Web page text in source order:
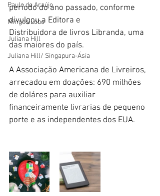
Paulo de Araújo
Mingos Lobo
Juliana Hill
Juliana Hill/ Singapura-Ásia
período do ano passado, conforme
divulgou a Editora e
Distribuidora de livros Libranda, uma
das maiores do país.
A Associação Americana de Livreiros,
arrecadou em doações: 690 milhões
de doláres para auxiliar
financeiramente livrarias de pequeno
porte e as independentes dos EUA.